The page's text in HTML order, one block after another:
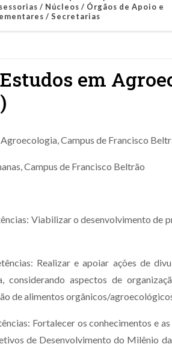
/ Núcleos / Órgãos de Apoio e
/ Secretarias
em
Campus de Francisco
Campus de Francisco Beltrão
Viabilizar o desenvolvimento de
Realizar e apoiar ações de
considerando aspectos de
de alimentos orgânicos/
Fortalecer os conhecimentos e
de Desenvolvimento do Milênio